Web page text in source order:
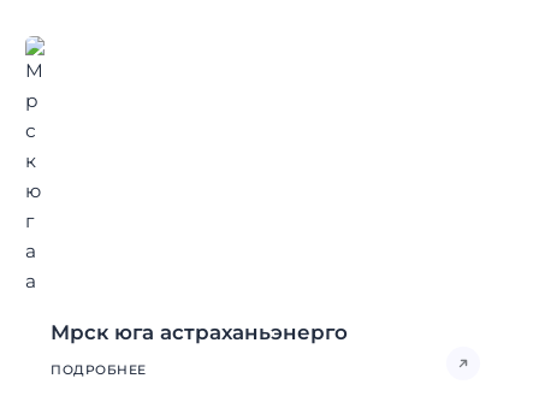
Мрск юга астраханьэнерго
ПОДРОБНЕЕ